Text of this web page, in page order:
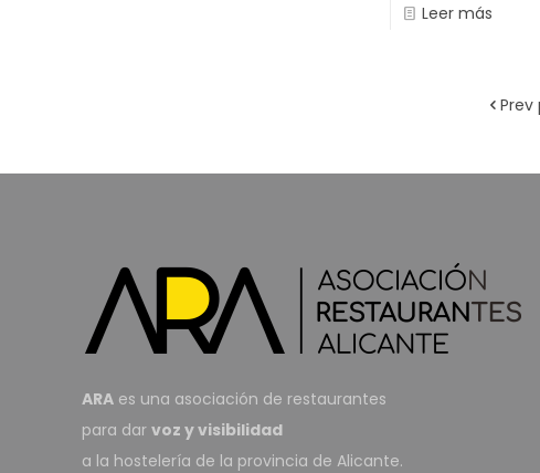
Leer más
Prev
ARA es una asociación de restaurantes
para dar voz y visibilidad
a la hostelería de la provincia de Alicante.